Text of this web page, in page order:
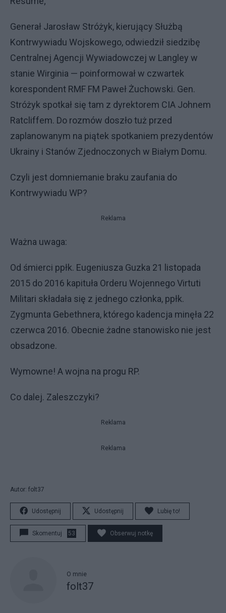
Generał Jarosław Stróżyk, kierujący Służbą
Kontrwywiadu Wojskowego, odwiedził siedzibę
Centralnej Agencji Wywiadowczej w Langley w
stanie Wirginia — poinformował w czwartek
korespondent RMF FM Paweł Żuchowski. Gen.
Stróżyk spotkał się tam z dyrektorem CIA Johnem
Ratcliffem. Do rozmów doszło tuż przed
zaplanowanym na piątek spotkaniem prezydentów
Ukrainy i Stanów Zjednoczonych w Białym Domu.
Czyli jest domniemanie braku zaufania do
Kontrwywiadu WP?
Reklama
Ważna uwaga:
Od śmierci ppłk. Eugeniusza Guzka 21 listopada
2015 do 2016 kapituła Orderu Wojennego Virtuti
Militari składała się z jednego członka, ppłk.
Zygmunta Gebethnera, którego kadencja minęła 22
czerwca 2016. Obecnie żadne stanowisko nie jest
obsadzone.
Wymowne! A wojna na progu RP.
Co dalej. Zaleszczyki?
Reklama
Reklama
Autor: folt37
Udostępnij Udostępnij Lubię to!
Skomentuj 53 Obserwuj notkę
O mnie
folt37